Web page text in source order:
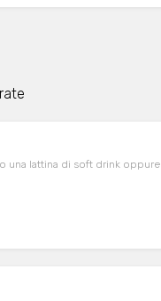
una lattina di soft drink oppure